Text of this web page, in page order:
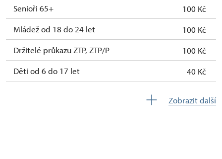
Senioři 65+
100 Kč
Mládež od 18 do 24 let
100 Kč
Držitelé průkazu ZTP, ZTP/P
100 Kč
Děti od 6 do 17 let
40 Kč
Zobrazit další